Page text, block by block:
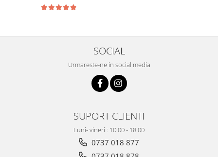
SOCIAL
Urmareste-ne in social media
SUPORT CLIENTI
Luni- vineri : 10.00 - 18.00
0737 018 877